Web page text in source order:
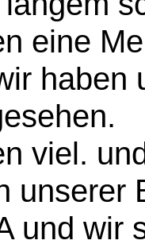
eine
haben
viel.
unserer
und wir